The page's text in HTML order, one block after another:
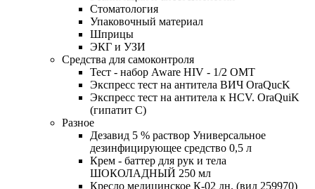
Стоматология
Упаковочный материал
Шприцы
ЭКГ и УЗИ
Средства для самоконтроля
Тест - набор Aware HIV - 1/2 ОМТ
Экспресс тест на антитела ВИЧ OraQuсK
Экспресс тест на антитела к HCV. OraQuiK
(гипатит С)
Разное
Дезавид 5 % раствор Универсальное
дезинфицирующее средство 0,5 л
Крем - баттер для рук и тела
ШОКОЛАДНЫЙ 250 мл
Кресло медицинское К-02 дн. (вид 259970)